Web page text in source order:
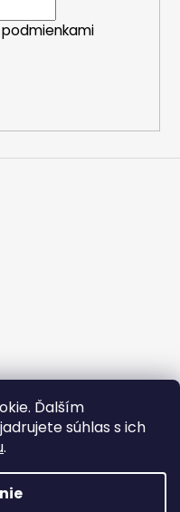
Ďalším
súhlas s ich
.
podmienkami